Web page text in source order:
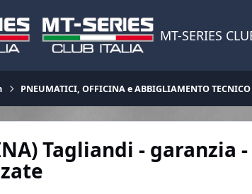
MT-SERIES
PNEUMATICI, OFFICINA e ABBIGLIAMENTO TECNICO
Tagliandi - garanzia